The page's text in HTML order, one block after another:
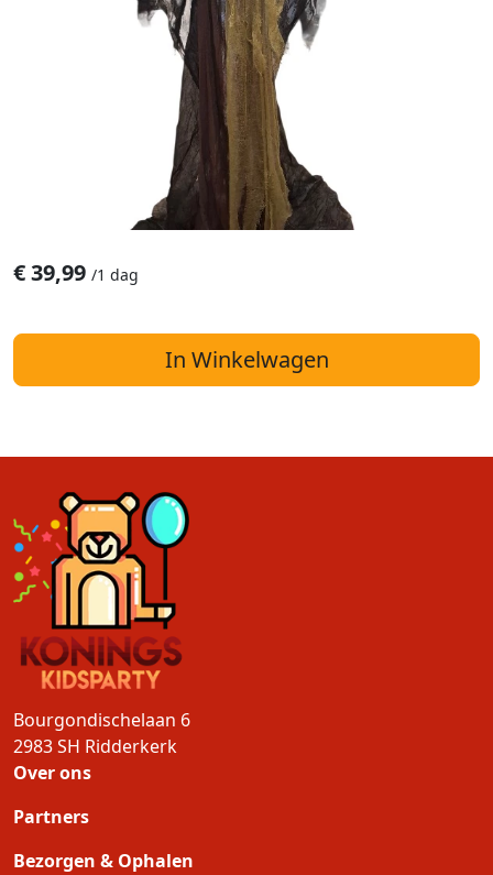
€39,99 /1 dag
In Winkelwagen
Bourgondischelaan 6
2983 SH Ridderkerk
Over ons
Partners
Bezorgen & Ophalen